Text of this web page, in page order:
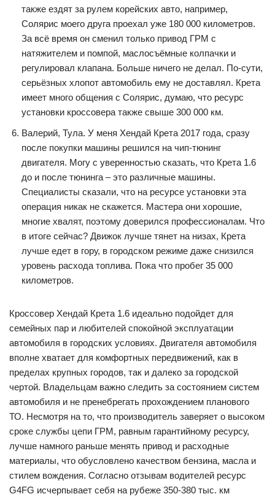
также ездят за рулем корейских авто, например,
Солярис моего друга проехал уже 180 000 километров.
За всё время он сменил только привод ГРМ с
натяжителем и помпой, маслосъёмные колпачки и
регулировал клапана. Больше ничего не делал. По-сути,
серьёзных хлопот автомобиль ему не доставлял. Крета
имеет много общения с Солярис, думаю, что ресурс
установки кроссовера также свыше 300 000 км.
Валерий, Тула. У меня Хендай Крета 2017 года, сразу
после покупки машины решился на чип-тюнинг
двигателя. Могу с уверенностью сказать, что Крета 1.6
до и после тюнинга – это различные машины.
Специалисты сказали, что на ресурсе установки эта
операция никак не скажется. Мастера они хорошие,
многие хвалят, поэтому доверился профессионалам. Что
в итоге сейчас? Движок лучше тянет на низах, Крета
лучше едет в гору, в городском режиме даже снизился
уровень расхода топлива. Пока что пробег 35 000
километров.
Кроссовер Хендай Крета 1.6 идеально подойдет для
семейных пар и любителей спокойной эксплуатации
автомобиля в городских условиях. Двигателя автомобиля
вполне хватает для комфортных передвижений, как в
пределах крупных городов, так и далеко за городской
чертой. Владельцам важно следить за состоянием систем
автомобиля и не пренебрегать прохождением планового
ТО. Несмотря на то, что производитель заверяет о высоком
сроке службы цепи ГРМ, равным гарантийному ресурсу,
лучше намного раньше менять привод и расходные
материалы, что обусловлено качеством бензина, масла и
стилем вождения. Согласно отзывам водителей ресурс
G4FG исчерпывает себя на рубеже 350-380 тыс. км